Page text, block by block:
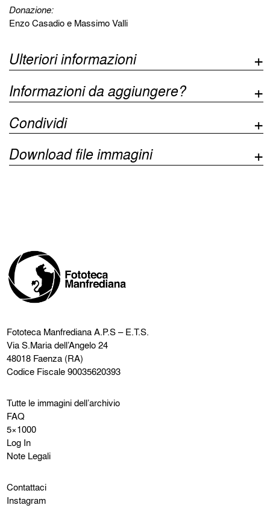
Donazione:
Enzo Casadio e Massimo Valli
Ulteriori informazioni
Informazioni da aggiungere?
Condividi
Download file immagini
Fototeca ManfredianaA.P.S – E.T.S.
Via S.Maria dell’Angelo 24
48018 Faenza (RA)
Codice Fiscale 90035620393
Tutte le immagini dell’archivio
FAQ
5×1000
Log In
Note Legali
Contattaci
Instagram